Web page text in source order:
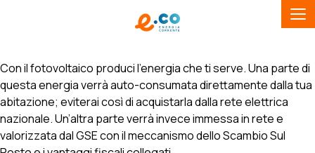
Con il fotovoltaico produci l’energia che ti serve. Una parte di
questa energia verrà auto-consumata direttamente dalla tua
abitazione; eviterai così di acquistarla dalla rete elettrica
nazionale. Un’altra parte verrà invece immessa in rete e
valorizzata dal GSE con il meccanismo dello Scambio Sul